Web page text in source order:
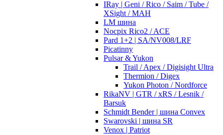
IRay | Geni / Rico / Saim / Tube /
XSight / MAH
LM шина
Nocpix Rico2 / ACE
Pard 1+2 | SA/NV008/LRF
Picatinny
Pulsar & Yukon
Trail / Apex / Digisight Ultra
Thermion / Digex
Yukon Photon / Nordforce
RikaNV | GTR / xRS / Lesnik /
Barsuk
Schmidt Bender | шина Convex
Swarovski | шина SR
Venox | Patriot